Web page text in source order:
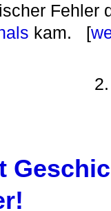
Fehler
kam. [